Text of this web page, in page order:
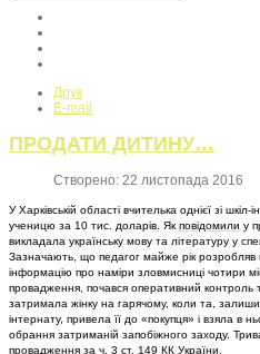
Друк
E-mail
ПРОДАТИ ДИТИНУ…
Створено: 22 листопада 2016
У Харківській області вчителька однієї зі
ученицю за 10 тис. доларів. Як повідомили у
викладала українську мову та літературу у
Зазначають, що педагог майже рік розробляв
інформацію про наміри зловмисниці чотири
провадження, почався оперативний контроль
затримала жінку на гарячому, коли та,
інтернату, привела її до «покупця» і взяла в
обрання затриманій запобіжного заходу.
провадження за ч. 3 ст. 149 КК України.